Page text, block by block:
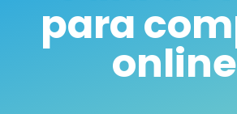
para